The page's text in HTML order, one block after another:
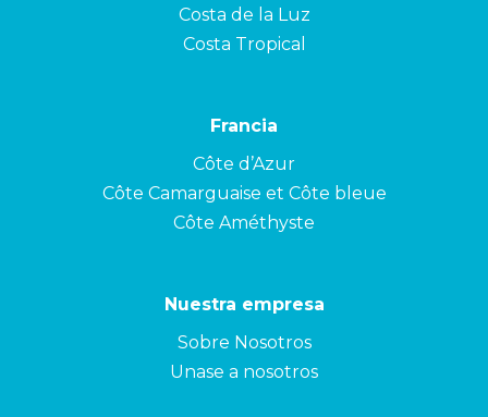
Costa de la Luz
Costa Tropical
Francia
Côte d’Azur
Côte Camarguaise et Côte bleue
Côte Améthyste
Nuestra empresa
Sobre Nosotros
Unase a nosotros